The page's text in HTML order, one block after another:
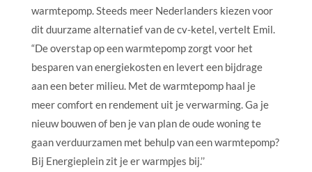
warmtepomp. Steeds meer Nederlanders kiezen voor
dit duurzame alternatief van de cv-ketel, vertelt Emil.
“De overstap op een warmtepomp zorgt voor het
besparen van energiekosten en levert een bijdrage
aan een beter milieu. Met de warmtepomp haal je
meer comfort en rendement uit je verwarming. Ga je
nieuw bouwen of ben je van plan de oude woning te
gaan verduurzamen met behulp van een warmtepomp?
Bij Energieplein zit je er warmpjes bij.’’